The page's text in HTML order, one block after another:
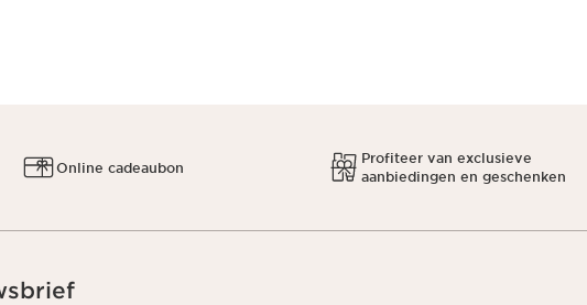
Online cadeaubon
Profiteer van exclusieve
aanbiedingen en geschenken